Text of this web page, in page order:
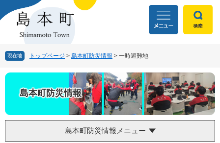
ー
す
ニ
し
現在地 トップページ > 島本町防災情報 > 一時避難地
島本町防災情報
島本町防災情報メニュー